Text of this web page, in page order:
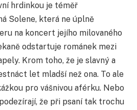
hrdinkou je téměř
Solene, která ne úplně
na koncert jejího milovaného
odstartuje románek mezi
Krom toho, že je slavný a
let mladší než ona. To ale
pro vášnivou aférku. Nebo
že při psaní tak trochu